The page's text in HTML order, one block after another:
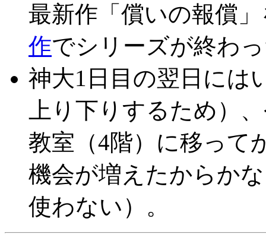
最新作「償いの報償
作でシリーズが終わ
神大1日目の翌日には
上り下りするため）
教室（4階）に移って
機会が増えたからか
使わない）。